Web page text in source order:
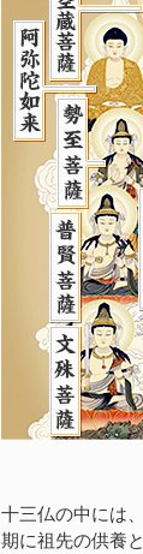
十三仏の中には
期に祖先の供養